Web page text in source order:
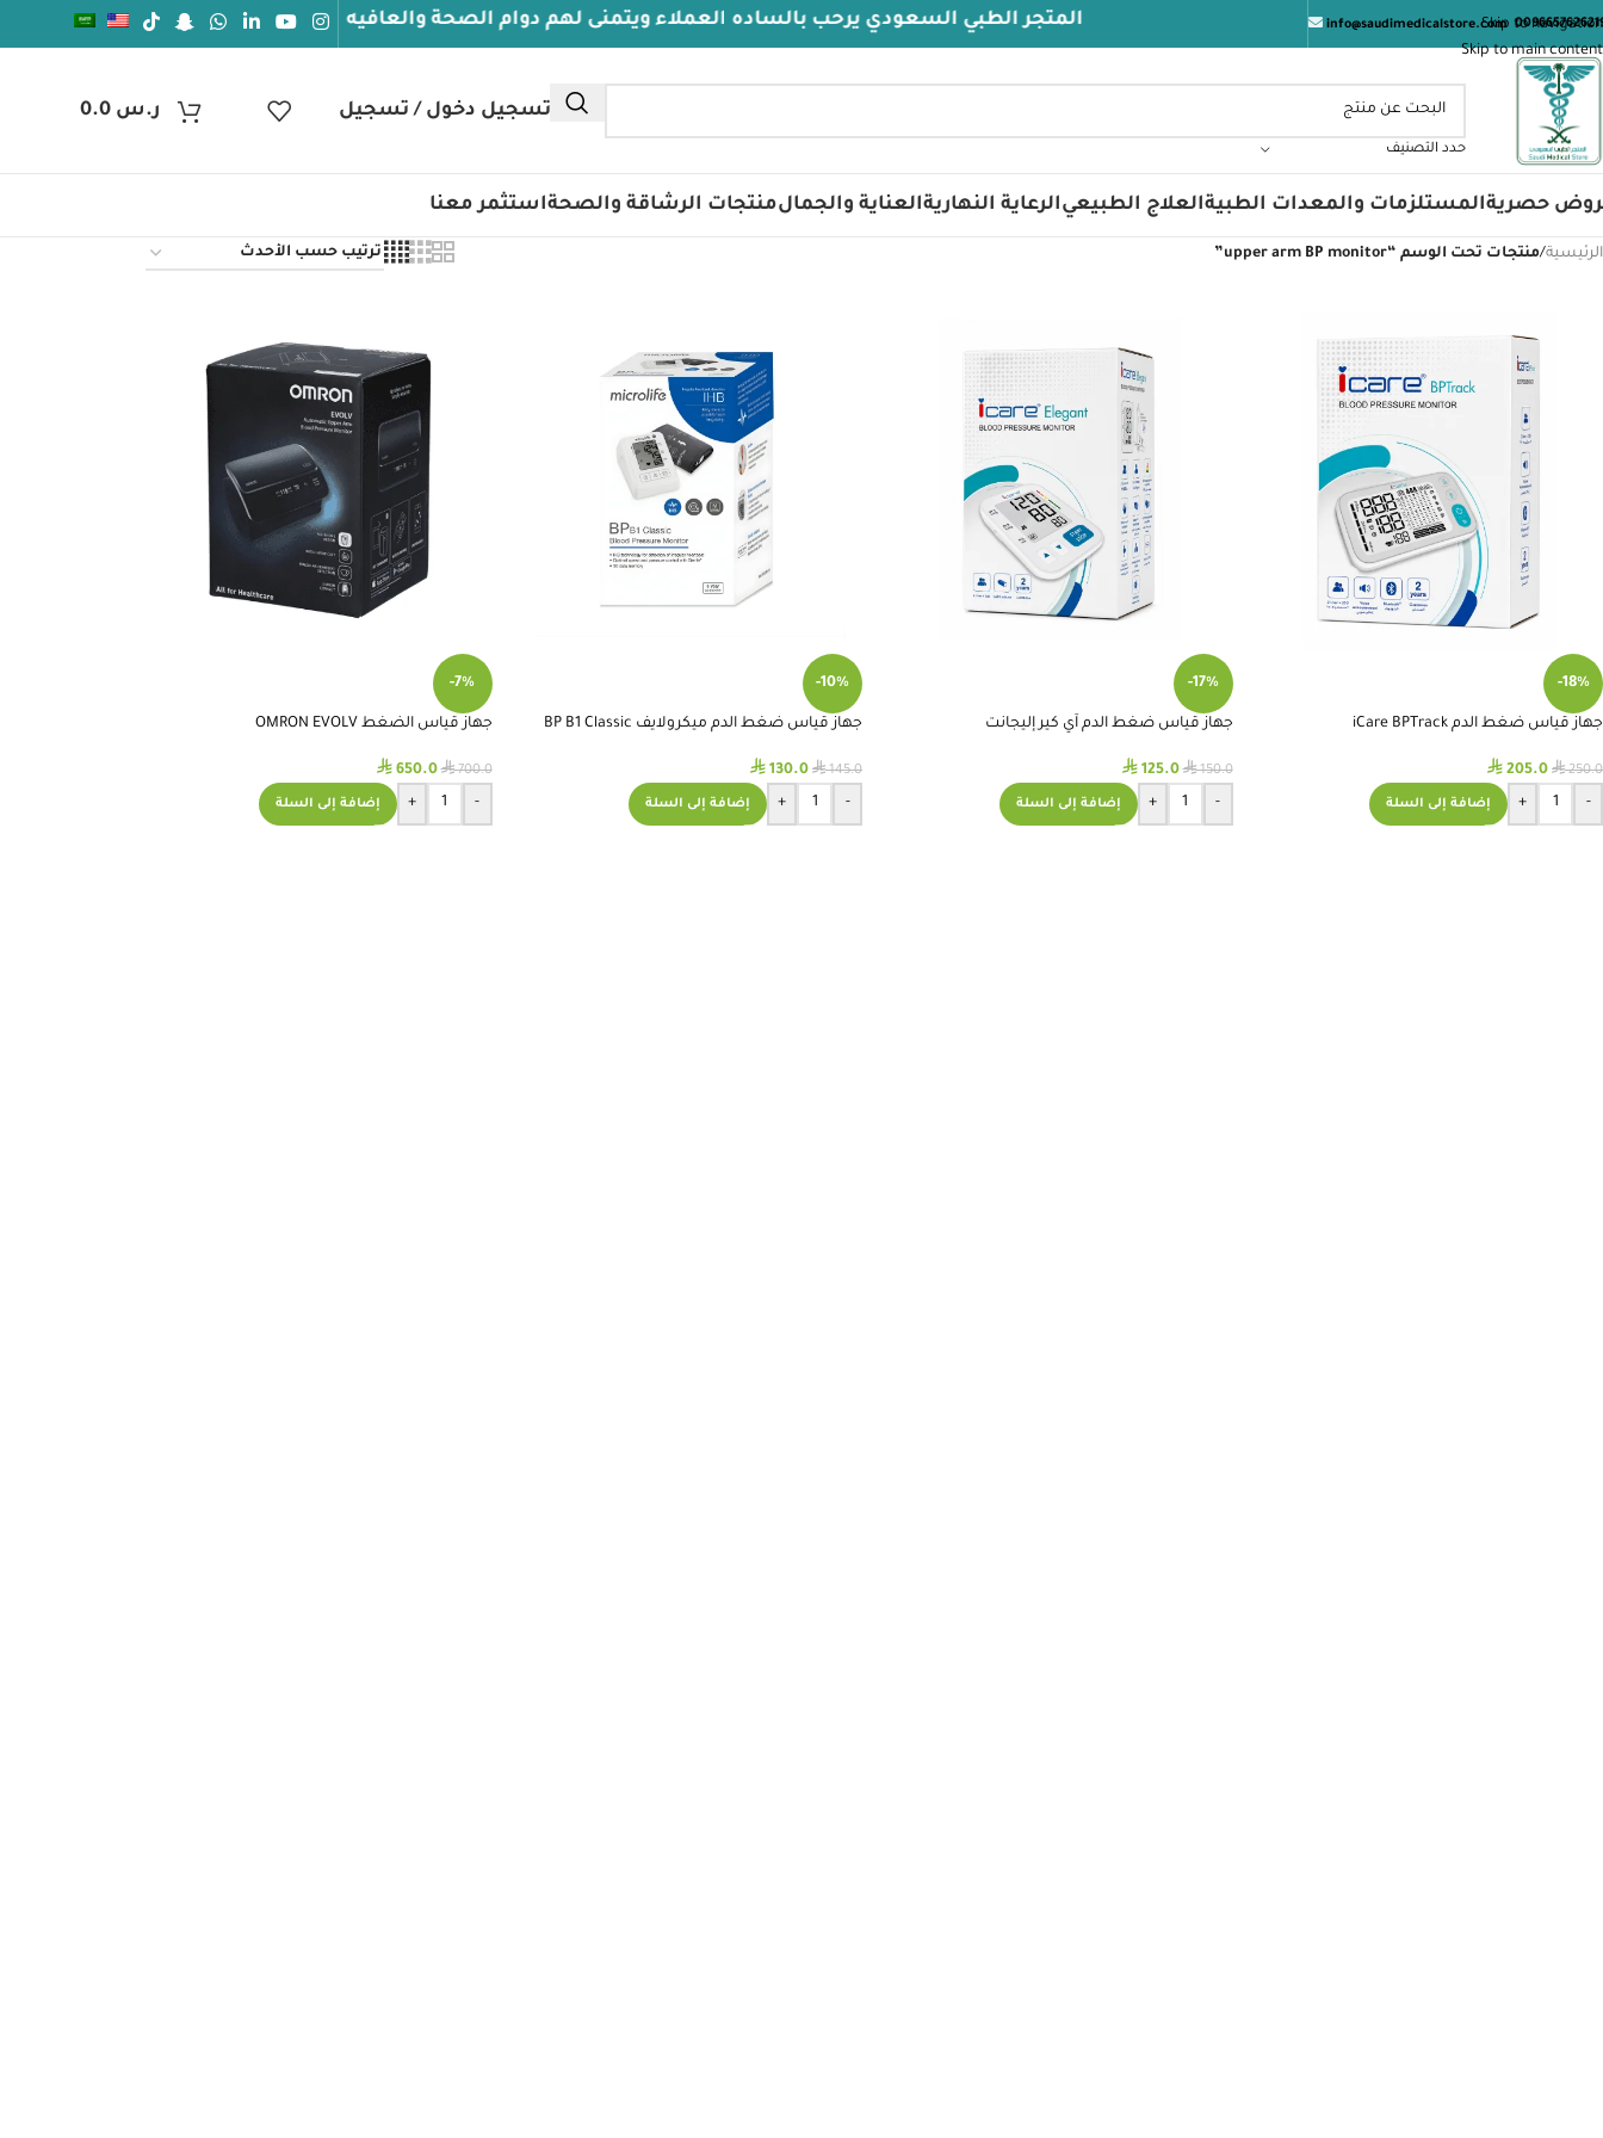
Skip to navigation
Skip to main content
info@saudimedicalstore.com المتجر الطبي السعودي يرحب بالساده العملاء ويتمنى لهم دوام الصحة والعافيه
حدد التصنيف
تسجيل دخول / تسجيل ر.س
حصريةالمستلزمات والمعدات الطبيةالعلاج الطبيعيالرعاية النهاريةالعناية والجمالمنتجات الرشاقة والصحةاستثمر معنا
الرئيسية/منتجات تحت الوسم “upper arm BP monitor”
-18%
جهاز قياس ضغط الدم iCare BPTrack
⃁250.0
⃁ 205.0
-
+ إضافة إلى السلة
-17%
جهاز قياس ضغط الدم آي كير إليجانت
⃁150.0
⃁125.0
-
+ إضافة إلى السلة
-10%
جهاز قياس ضغط الدم ميكرولايف BP B1 Classic
⃁145.0
⃁ 130.0
-
+ إضافة إلى السلة
-7%
جهاز قياس الضغط OMRON EVOLV
⃁700.0
⃁650.0
-
+ إضافة إلى السلة